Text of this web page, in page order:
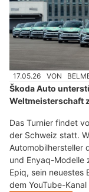
17.05.26 VON
Škoda Auto
Weltmeisterschaft
Das Turnier findet
der Schweiz statt.
Automobilhersteller
und Enyaq-Modelle
Epiq, sein neuestes
dem YouTube-